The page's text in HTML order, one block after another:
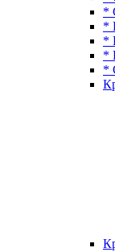
*
*
*
*
*